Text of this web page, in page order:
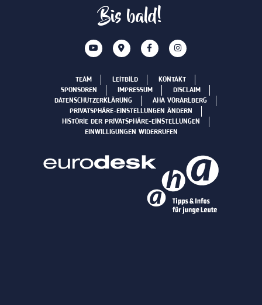
Bis bald!
TEAM LEITBILD
KONTAKT
SPONSOREN
IMPRESSUM
DISCLAIM
DATENSCHUTZERKLÄRUNG
AHA VORARLBERG
PRIVATSPHÄRE-EINSTELLUNGEN ÄNDERN
HISTORIE DER PRIVATSPHÄRE-EINSTELLUNGEN
EINWILLIGUNGEN WIDERRUFEN